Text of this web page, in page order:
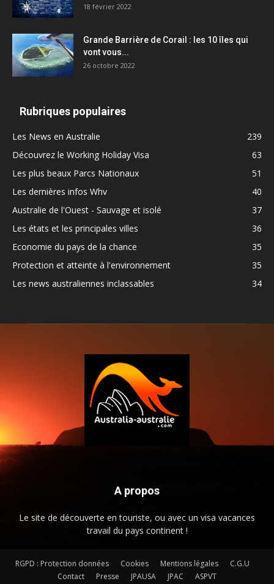
18 février 2022
Grande Barrière de Corail : les 10 îles qui
vont vous...
26 octobre 2022
Rubriques populaires
Les News en Australie
239
Découvrez le Working Holiday Visa
63
Les plus beaux Parcs Nationaux
51
Les dernières infos Whv
40
Australie de l'Ouest - Sauvage et isolé
37
Les états et les principales villes
36
Economie du pays de la chance
35
Protection et atteinte à l'environnement
35
Les news australiennes inclassables
34
A propos
Le site de découverte en touriste, ou avec un visa vacances
travail du pays continent !
RGPD : Protection données Cookies Mentions légales
C.G.U
Contact
Presse JPAUSA JPAC ASPVT